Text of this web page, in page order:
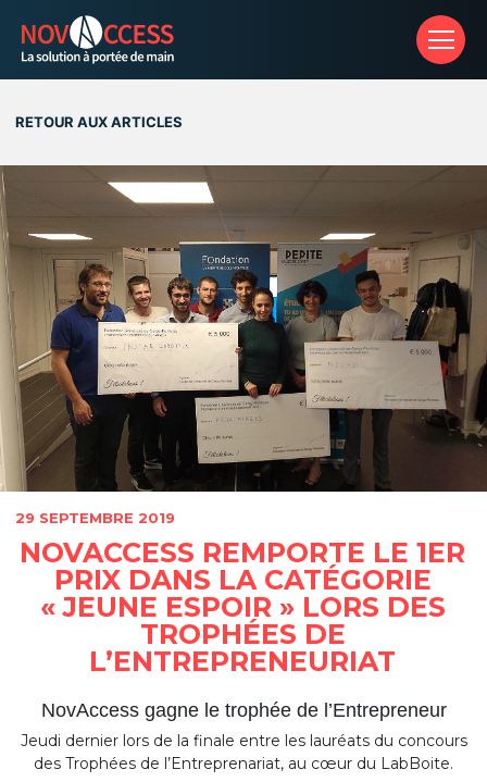
RETOUR AUX ARTICLES
29 SEPTEMBRE 2019
NOVACCESS REMPORTE LE 1ER
PRIX DANS LA CATÉGORIE
« JEUNE ESPOIR » LORS DES
TROPHÉES DE
L’ENTREPRENEURIAT
NovAccess gagne le trophée de l’Entrepreneur
Jeudi dernier lors de la finale entre les lauréats du concours
des Trophées de l’Entreprenariat, au cœur du LabBoite.